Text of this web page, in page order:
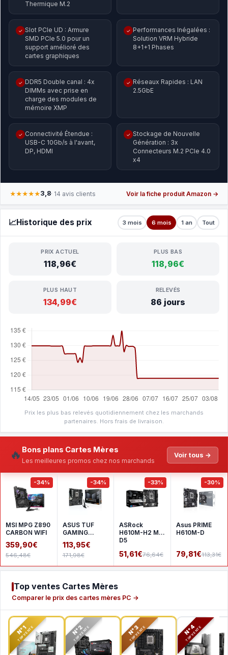
Thermique M.2
✓ Slot PCIe UD : Armure
SMD PCIe 5.0 pour un
support amélioré des
cartes graphiques
✓ Performances Inégalées :
Solution VRM Hybride
8+1+1 Phases
✓ DDR5 Double canal : 4x
DIMMs avec prise en
charge des modules de
mémoire XMP
✓ Réseaux Rapides : LAN
2.5GbE
✓ Connectivité Étendue :
USB-C 10Gb/s à l'avant,
DP, HDMI
✓ Stockage de Nouvelle
Génération : 3x
Connecteurs M.2 PCIe 4.0
x4
★★★★★3,8· 14 avis clients Voir la fiche produit Amazon →
📈Historique des prix 3 mois 6 mois 1 an Tout
PRIX ACTUEL
118,96€
PLUS BAS
118,96€
PLUS HAUT
134,99€
RELEVÉS
86 jours
Prix les plus bas relevés quotidiennement chez les marchands
partenaires. Hors frais de livraison.
🔥 Bons plans Cartes Mères
Les meilleures promos chez nos marchands
Voir tous →
-34%
MSI MPG Z890
CARBON WIFI
359,90€
546,48€
-34%
ASUS TUF
GAMING
A620AM-
PLUS WIFI
113,95€
171,98€
-33%
ASRock
H610M-H2 M.2
D5
51,61€76,64€
-30%
Asus PRIME
H610M-D
79,81€113,31€
Top ventes Cartes Mères
Comparer le prix des cartes mères PC →
N°1
TOP VENTE N°2
TOP VENTE N°3
TOP VENTE N°4
TOP VENTE